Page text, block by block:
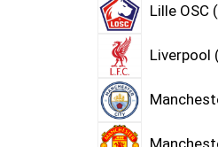
Lille OSC
Liverpool